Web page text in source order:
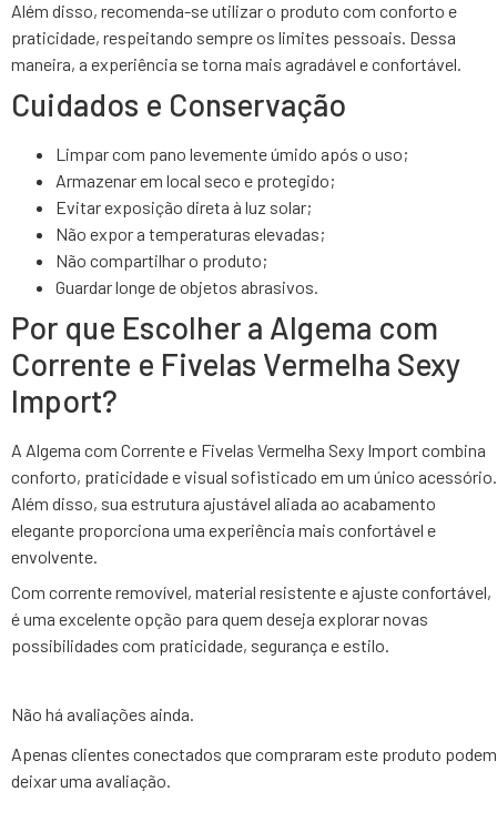
Além disso, recomenda-se utilizar o produto com conforto e
praticidade, respeitando sempre os limites pessoais. Dessa
maneira, a experiência se torna mais agradável e confortável.
Cuidados e Conservação
Limpar com pano levemente úmido após o uso;
Armazenar em local seco e protegido;
Evitar exposição direta à luz solar;
Não expor a temperaturas elevadas;
Não compartilhar o produto;
Guardar longe de objetos abrasivos.
Por que Escolher a Algema com
Corrente e Fivelas Vermelha Sexy
Import?
A Algema com Corrente e Fivelas Vermelha Sexy Import combina
conforto, praticidade e visual sofisticado em um único acessório.
Além disso, sua estrutura ajustável aliada ao acabamento
elegante proporciona uma experiência mais confortável e
envolvente.
Com corrente removível, material resistente e ajuste confortável,
é uma excelente opção para quem deseja explorar novas
possibilidades com praticidade, segurança e estilo.
Não há avaliações ainda.
Apenas clientes conectados que compraram este produto podem
deixar uma avaliação.